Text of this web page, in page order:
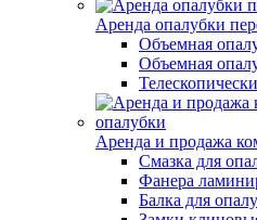
Аренда опалубки
Объемная
Объемная
Аренда и продажа
Смазка для
Фанера
Балка для